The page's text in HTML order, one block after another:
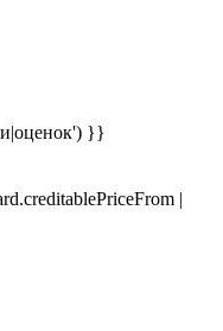
}}
|